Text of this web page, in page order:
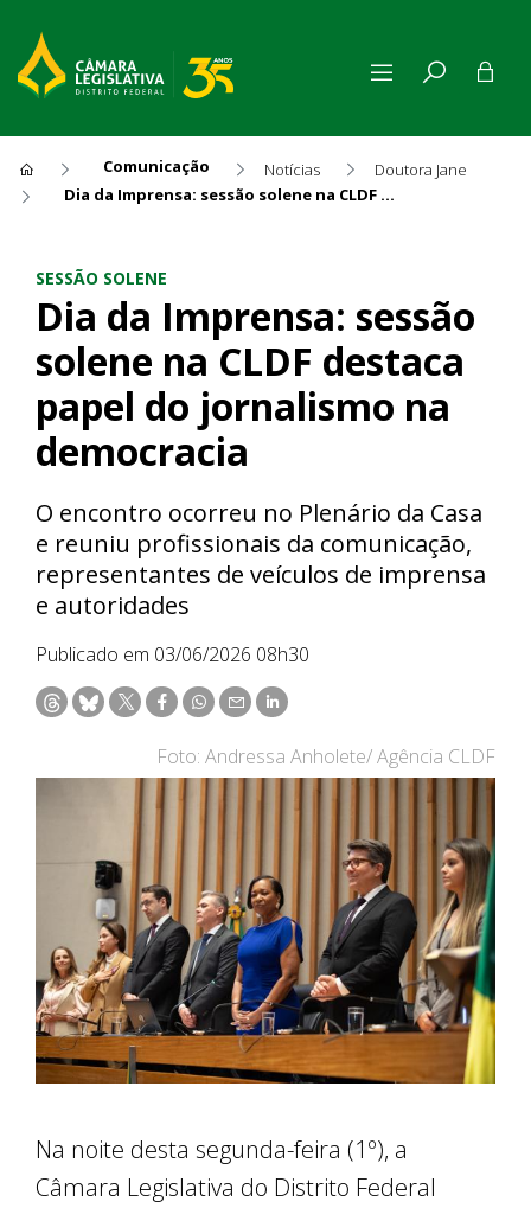
Comunicação Notícias
Doutora Jane
Dia da Imprensa: sessão solene na CLDF destaca papel do jornalismo na democracia
SESSÃO SOLENE
Dia da Imprensa: sessão
solene na CLDF destaca
papel do jornalismo na
democracia
O encontro ocorreu no Plenário da Casa
e reuniu profissionais da comunicação,
representantes de veículos de imprensa
e autoridades
Publicado em 03/06/2026 08h30
Foto: Andressa Anholete/ Agência CLDF
Na noite desta segunda-feira (1º), a
Câmara Legislativa do Distrito Federal